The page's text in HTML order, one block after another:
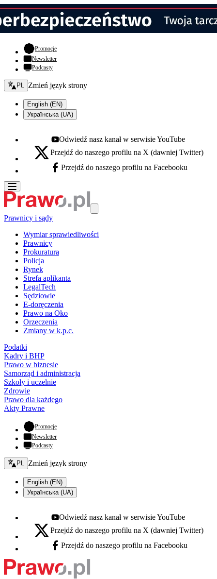
Promocje- otwiera się w nowej karcie
Newsletter
Podcasty
Zmień język - bieżący:
PL Zmień język strony
English (EN)
Українська (UA)
Youtube - otwiera się w nowej karcie
Odwiedź nasz kanał w serwisie YouTube
X - otwiera się w nowej karcie
Przejdź do naszego profilu na X (dawniej Twitter)
Facebook - otwiera się w nowej karcie
Przejdź do naszego profilu na Facebooku
Prawnicy i sądy
Wymiar sprawiedliwości
Prawnicy
Prokuratura
Policja
Rynek
Strefa aplikanta
LegalTech
Sędziowie
E-doręczenia
Prawo na Oko
Orzeczenia
Zmiany w k.p.c.
Podatki
Kadry i BHP
Prawo w biznesie
Samorząd i administracja
Szkoły i uczelnie
Zdrowie
Prawo dla każdego
Akty Prawne
Promocje- otwiera się w nowej karcie
Newsletter
Podcasty
Zmień język - bieżący:
PL Zmień język strony
English (EN)
Українська (UA)
Youtube - otwiera się w nowej karcie
Odwiedź nasz kanał w serwisie YouTube
X - otwiera się w nowej karcie
Przejdź do naszego profilu na X (dawniej Twitter)
Facebook - otwiera się w nowej karcie
Przejdź do naszego profilu na Facebooku